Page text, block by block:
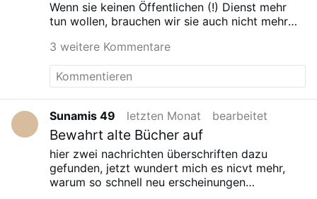
Wenn sie keinen Öffentlichen (!) Dienst mehr
tun wollen, brauchen wir sie auch nicht mehr
achgut.com/images/archiv/_1190w/Tomaschoff_
Steuer…
3 weitere Kommentare
Sunamis 49 letzten Monat bearbeitet
Bewahrt alte Bücher auf
hier zwei nachrichten überschriften dazu
gefunden, jetzt wundert mich es nicvt mehr,
warum so schnell neu erscheinungen